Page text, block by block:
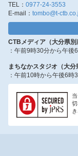
TEL： 0977-24-3553
E-mail： tombo@t-
CTBメディア（大分県別
：午前9時30分から午後
まちなかスタジオ（大分
：午前10時から午後6時